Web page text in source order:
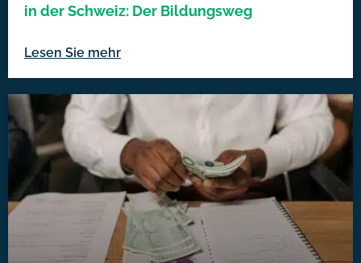
in der Schweiz: Der Bildungsweg
Lesen Sie mehr